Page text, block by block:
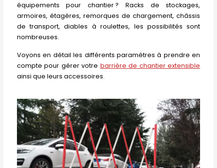
équipements pour chantier ? Racks de stockages,
armoires, étagères, remorques de chargement, châssis
de transport, diables à roulettes, les possibilités sont
nombreuses.
Voyons en détail les différents paramètres à prendre en
compte pour gérer votre barrière de chantier extensible
ainsi que leurs accessoires.